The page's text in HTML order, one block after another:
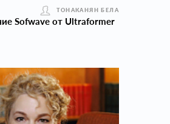
ТОНАКАНЯН БЕЛА
Sofwave от Ultraformer